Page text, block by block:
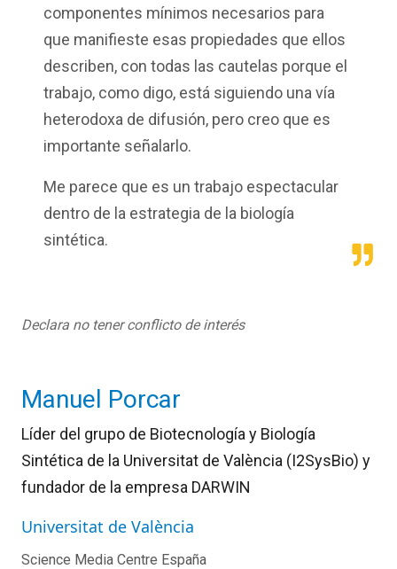
componentes mínimos necesarios para
que manifieste esas propiedades que ellos
describen, con todas las cautelas porque el
trabajo, como digo, está siguiendo una vía
heterodoxa de difusión, pero creo que es
importante señalarlo.
Me parece que es un trabajo espectacular
dentro de la estrategia de la biología
sintética.
Declara no tener conflicto de interés
Manuel Porcar
Líder del grupo de Biotecnología y Biología
Sintética de la Universitat de València (I2SysBio) y
fundador de la empresa DARWIN
Universitat de València
Science Media Centre España